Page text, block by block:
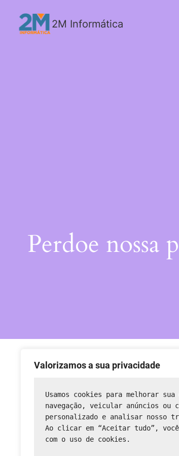
Valorizamos a sua privacidade
Usamos cookies para melhorar
navegação, veicular anúncios ou
personalizado e analisar nosso
Ao clicar em “Aceitar tudo”,
com o uso de cookies.
2M Informática
Perdoe